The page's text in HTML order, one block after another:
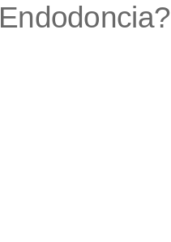
Endodoncia?